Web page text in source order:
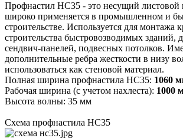
Профнастил НС35 - это несущий листовой
широко применяется в промышленном и
строительстве. Используется для монтажа
строительства быстровозводимых зданий,
сендвич-панелей, подвесных потолков.
дополнительные ребра жесткости в низу
использоваться как стеновой материал.
Полная ширина профнастила НС35: 1060
Рабочая ширина (с учетом нахлеста): 1000
Высота волны: 35 мм
Схема профнастила НС35